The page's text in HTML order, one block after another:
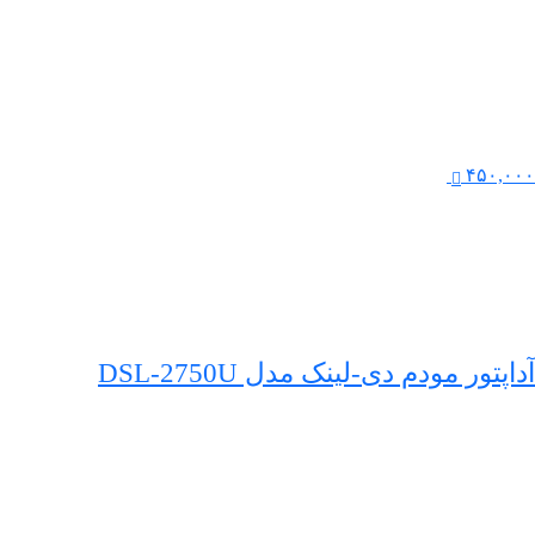
۴۵۰,۰۰۰
آداپتور مودم دی‌-لینک مدل DSL-2750U